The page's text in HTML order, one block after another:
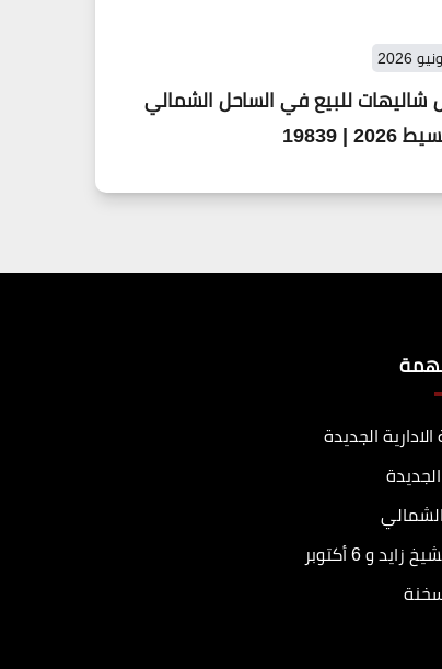
شاليهات للبيع في الساحل الشمالي
| 19839
الجديدة
و 6 أكتوبر